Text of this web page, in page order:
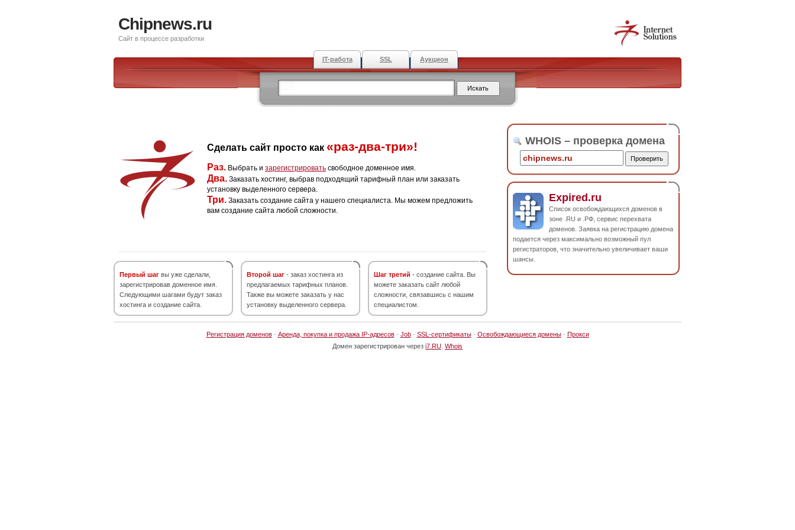
Chipnews.ru
Сайт в процессе разработки
IT-работа SSL Аукцион
Сделать сайт просто как «раз-два-три»!
Раз. Выбрать и зарегистрировать свободное доменное имя.
Два. Заказать хостинг, выбрав подходящий тарифный план или заказать
установку выделенного сервера.
Три. Заказать создание сайта у нашего специалиста. Мы можем предложить
вам создание сайта любой сложности.
Первый шаг вы уже сделали,
зарегистрировав доменное имя.
Следующими шагами будут заказ
хостинга и создание сайта.
Второй шаг - заказ хостинга из
предлагаемых тарифных планов.
Также вы можете заказать у нас
установку выделенного сервера.
Шаг третий - создание сайта. Вы
можете заказать сайт любой
сложности, связавшись с нашим
специалистом.
WHOIS – проверка домена
Expired.ru
Список освобождающихся доменов в
зоне .RU и .РФ, сервис перехвата
доменов. Заявка на регистрацию домена
подается через максимально возможный пул
регистраторов, что значительно увеличивает ваши
шансы.
Регистрация доменов· Аренда, покупка и продажа IP-адресов· Job· SSL-сертификаты· Освобождающиеся домены· Прокси
Домен зарегистрирован через i7.RU Whois